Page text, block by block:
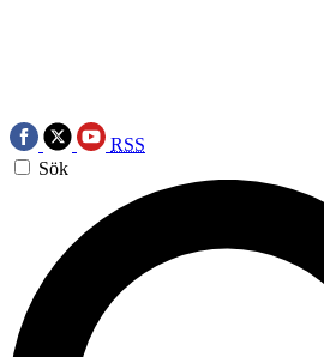
RSS
Sök